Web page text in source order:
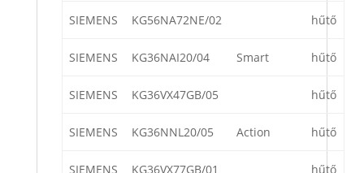
SIEMENS KG56NA72NE/02 hűtő
SIEMENS KG36NAI20/04 Smart hűtő
SIEMENS KG36VX47GB/05 hűtő
SIEMENS KG36NNL20/05 Action hűtő
SIEMENS KG36VX77GB/01 hűtő